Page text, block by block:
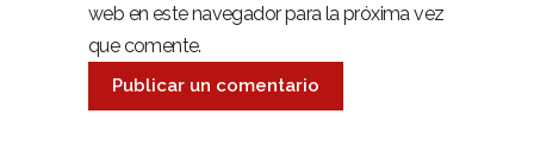
web en este navegador para la próxima vez
que comente.